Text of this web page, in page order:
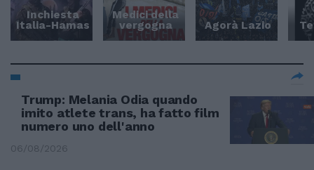
Inchiesta
Italia-Hamas
Medici della
vergogna Agorà Lazio
Trump: Melania Odia quando
imito atlete trans, ha fatto film
numero uno dell'anno
06/08/2026